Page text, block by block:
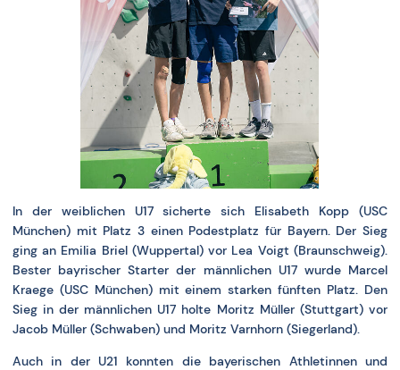
In der weiblichen U17 sicherte sich Elisabeth Kopp (USC
München) mit Platz 3 einen Podestplatz für Bayern. Der Sieg
ging an Emilia Briel (Wuppertal) vor Lea Voigt (Braunschweig).
Bester bayrischer Starter der männlichen U17 wurde Marcel
Kraege (USC München) mit einem starken fünften Platz. Den
Sieg in der männlichen U17 holte Moritz Müller (Stuttgart) vor
Jacob Müller (Schwaben) und Moritz Varnhorn (Siegerland).
Auch in der U21 konnten die bayerischen Athletinnen und